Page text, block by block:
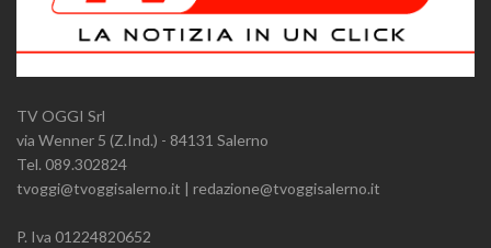
TV OGGI Srl
via Wenner 5 (Z.Ind.) - 84131 Salerno
Tel. 089.302824
tvoggi@tvoggisalerno.it | redazione@tvoggisalerno.it
P. Iva 01224820652